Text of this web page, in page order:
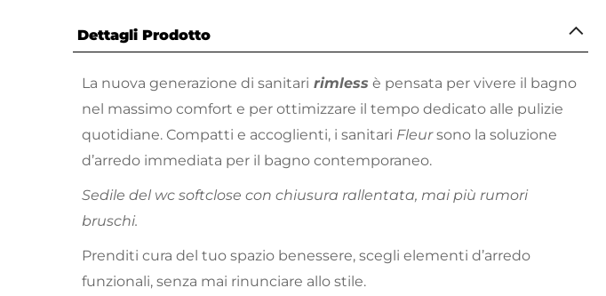
Dettagli Prodotto
La nuova generazione di sanitari rimless è pensata per vivere il bagno
nel massimo comfort e per ottimizzare il tempo dedicato alle pulizie
quotidiane. Compatti e accoglienti, i sanitari Fleursono la soluzione
d’arredo immediata per il bagno contemporaneo.
Sedile del wc softclose con chiusura rallentata, mai più rumori
bruschi.
Prenditi cura del tuo spazio benessere, scegli elementi d’arredo
funzionali, senza mai rinunciare allo stile.